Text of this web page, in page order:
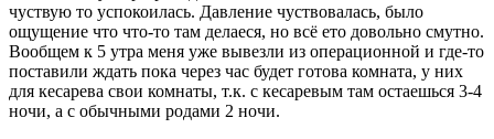
чуствую то успокоилась. Давление чуствовалась, было
ощущение что что-то там делаеся, но всё ето довольно смутно.
Вообщем к 5 утра меня уже вывезли из операционной и где-то
поставили ждать пока через час будет готова комната, у них
для кесарева свои комнаты, т.к. с кесаревым там остаешься 3-4
ночи, а с обычными родами 2 ночи.